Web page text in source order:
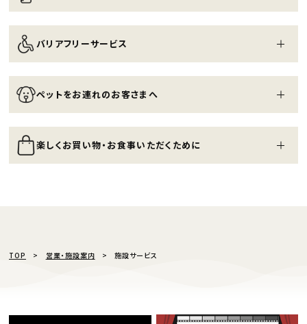
バリアフリーサービス
ペットをお連れのお客さまへ
楽しくお買い物・お食事いただくために
TOP 営業・施設案内 施設サービス